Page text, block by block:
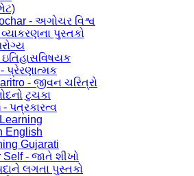
- અગોચર વિશ્વ
પુસ્તકો
ઇતિહાસવિષયક
પ્રેરણાત્મક
- જીવન ચરિત્રો
ટુચકા
પત્રકારત્વ
English
Gujarati
Self - જાતે શીખો
લગતા પુસ્તકો